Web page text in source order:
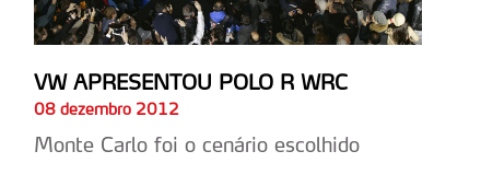
VW APRESENTOU POLO R WRC
08 dezembro 2012
Monte Carlo foi o cenário escolhido